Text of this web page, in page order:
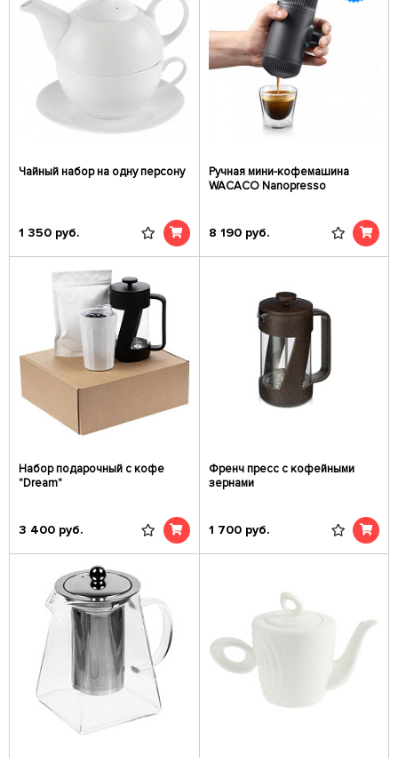
Чайный набор на одну персону
1 350 руб.
Ручная мини-кофемашина
WACACO Nanopresso
8 190 руб.
Набор подарочный с кофе
"Dream"
3 400 руб.
Френч пресс с кофейными
зернами
1 700 руб.